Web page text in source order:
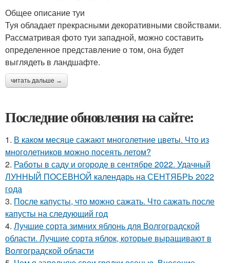
Общее описание туи
Туя обладает прекрасными декоративными свойствами.
Рассматривая фото туи западной, можно составить
определенное представление о том, она будет
выглядеть в ландшафте.
читать дальше →
Последние обновления на сайте:
1. В каком месяце сажают многолетние цветы. Что из
многолетников можно посеять летом?
2. Работы в саду и огороде в сентябре 2022. Удачный
ЛУННЫЙ ПОСЕВНОЙ календарь на СЕНТЯБРЬ 2022
года
3. После капусты, что можно сажать. Что сажать после
капусты на следующий год
4. Лучшие сорта зимних яблонь для Волгоградской
области. Лучшие сорта яблок, которые выращивают в
Волгоградской области